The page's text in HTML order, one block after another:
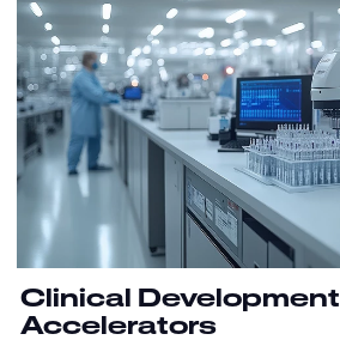
Clinical Development
Accelerators